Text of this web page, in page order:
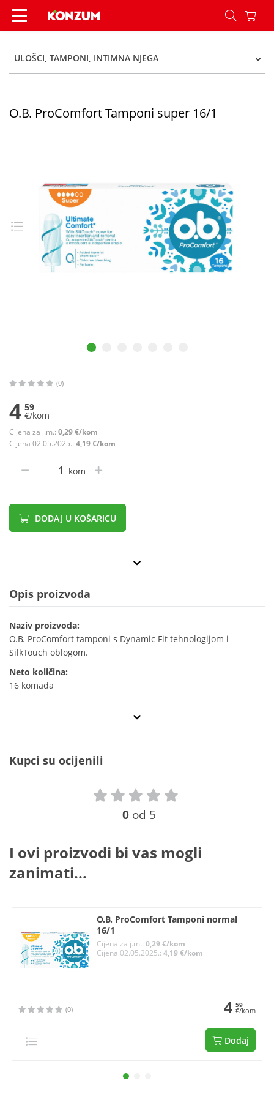
O.B. ProComfort Tamponi super 16/1 - Konzum
ULOŠCI, TAMPONI, INTIMNA NJEGA
O.B. ProComfort Tamponi super 16/1
(0)
4 59
€/kom
Cijena za j.m.: 0,29 €/kom
Cijena 02.05.2025.: 4,19 €/kom
kom
DODAJ U KOŠARICU
Opis proizvoda
Naziv proizvoda:
O.B. ProComfort tamponi s Dynamic Fit tehnologijom i
SilkTouch oblogom.
Neto količina:
16 komada
Kupci su ocijenili
0 od 5
I ovi proizvodi bi vas mogli
zanimati...
O.B. ProComfort Tamponi normal
16/1
Cijena za j.m.:0,29 €/kom
Cijena 02.05.2025.:4,19 €/kom
(0) 4 59
€/kom
Dodaj